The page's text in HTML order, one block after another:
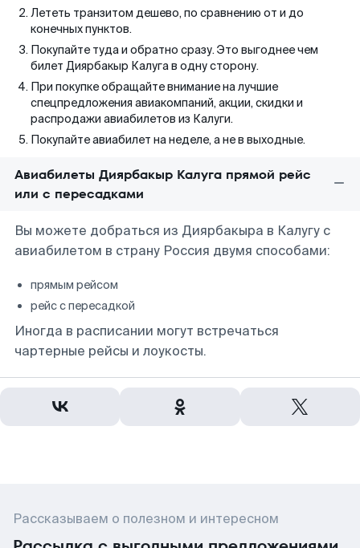
Лететь транзитом дешево, по сравнению от и до
конечных пунктов.
Покупайте туда и обратно сразу. Это выгоднее чем
билет Диярбакыр Калуга в одну сторону.
При покупке обращайте внимание на лучшие
спецпредложения авиакомпаний, акции, скидки и
распродажи авиабилетов из Калуги.
Покупайте авиабилет на неделе, а не в выходные.
Авиабилеты Диярбакыр Калуга прямой рейс
или с пересадками
Вы можете добраться из Диярбакыра в Калугу с
авиабилетом в страну Россия двумя способами:
прямым рейсом
рейс с пересадкой
Иногда в расписании могут встречаться
чартерные рейсы и лоукосты.
Рассказываем о полезном и интересном